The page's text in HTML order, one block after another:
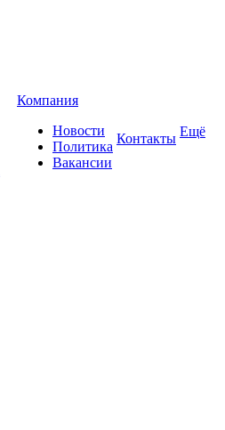
Компания
Новости
Политика
Вакансии
Контакты Ещё